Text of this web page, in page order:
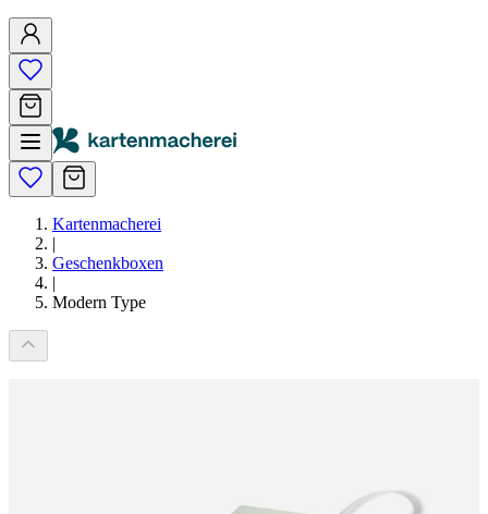
Kartenmacherei
|
Geschenkboxen
|
Modern Type